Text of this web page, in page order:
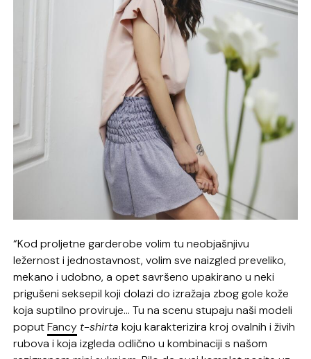
“Kod proljetne garderobe volim tu neobjašnjivu
ležernost i jednostavnost, volim sve naizgled preveliko,
mekano i udobno, a opet savršeno upakirano u neki
prigušeni seksepil koji dolazi do izražaja zbog gole kože
koja suptilno proviruje… Tu na scenu stupaju naši modeli
poputFancy t-shirta koju karakterizira kroj ovalnih i živih
rubova i koja izgleda odlično u kombinaciji s našom